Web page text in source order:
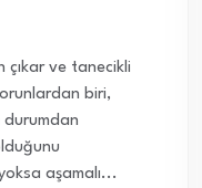
çıkar ve tanecikli
biri,
durumdan
aşamalı...